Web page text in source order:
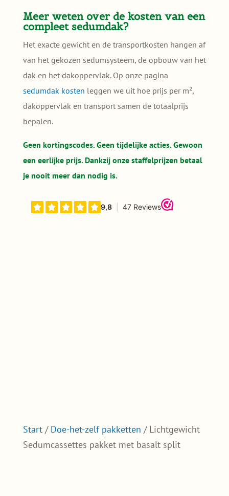
Meer weten over de kosten van een
compleet sedumdak?
Het exacte gewicht en de transportkosten hangen af
van het gekozen sedumsysteem, de opbouw van het
dak en het dakoppervlak. Op onze pagina
sedumdak kosten leggen we uit hoe prijs per m²,
dakoppervlak en transport samen de totaalprijs
bepalen.
Geen kortingscodes. Geen tijdelijke acties. Gewoon
een eerlijke prijs. Dankzij onze staffelprijzen betaal
je nooit meer dan nodig is.
Start/ Doe-het-zelf pakketten / Lichtgewicht
Sedumcassettes pakket met basalt split